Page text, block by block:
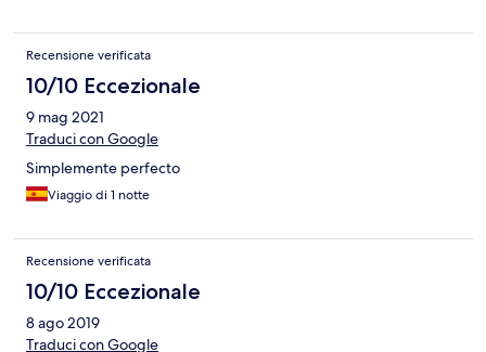
Recensione verificata
10/10 Eccezionale
9 mag 2021
Traduci con Google
Simplemente perfecto
Viaggio di 1 notte
Recensione verificata
10/10 Eccezionale
8 ago 2019
Traduci con Google